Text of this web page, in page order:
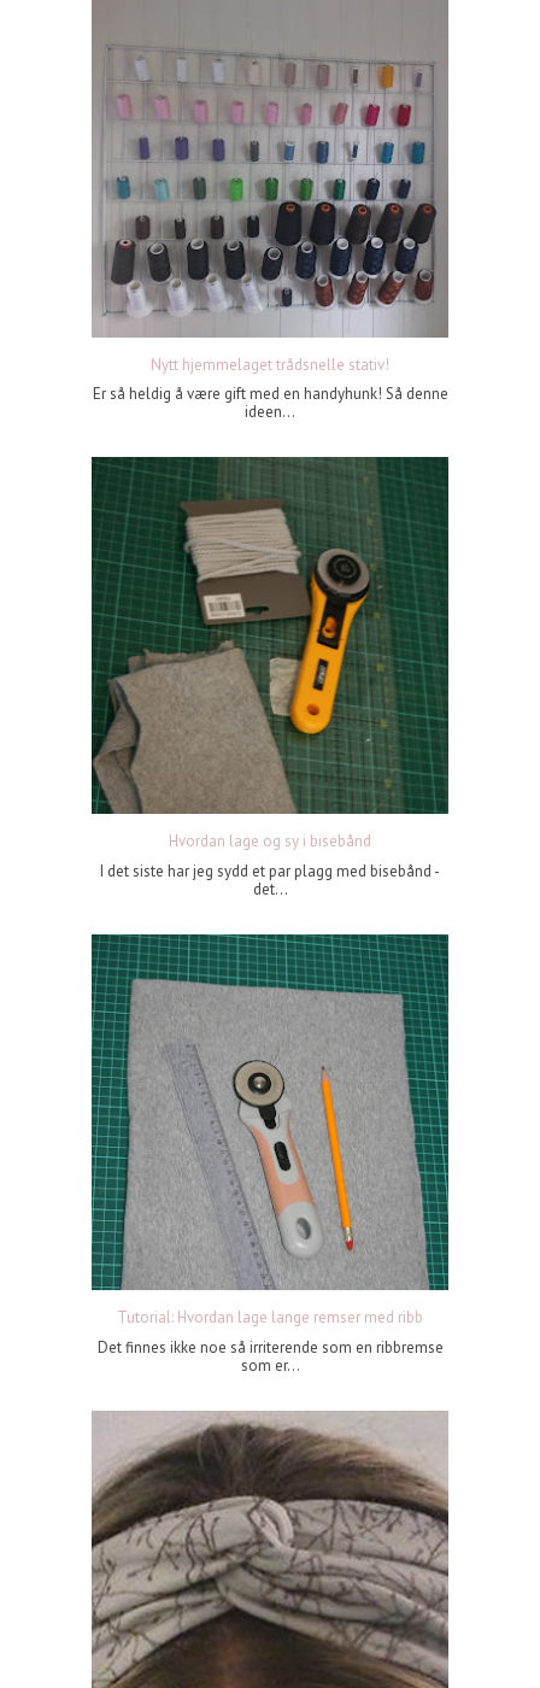
Nytt hjemmelaget trådsnelle stativ!
Er så heldig å være gift med en handyhunk! Så denne
ideen...
Hvordan lage og sy i bisebånd
I det siste har jeg sydd et par plagg med bisebånd -
det...
Tutorial: Hvordan lage lange remser med ribb
Det finnes ikke noe så irriterende som en ribbremse
som er...